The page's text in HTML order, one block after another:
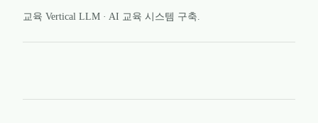
교육 Vertical LLM · AI 교육 시스템 구축.